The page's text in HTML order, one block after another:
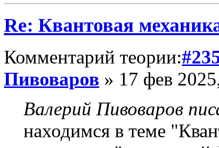
Re: Квантовая
Комментарий теории:
Пивоваров » 17 фев
Валерий Пивоваров
находимся в теме